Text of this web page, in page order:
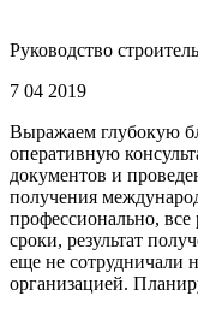
Руководство
7 04 2019
Выражаем глубокую
оперативную
документов и
получения
профессионально,
сроки, результат
еще не сотрудничали
организацией.